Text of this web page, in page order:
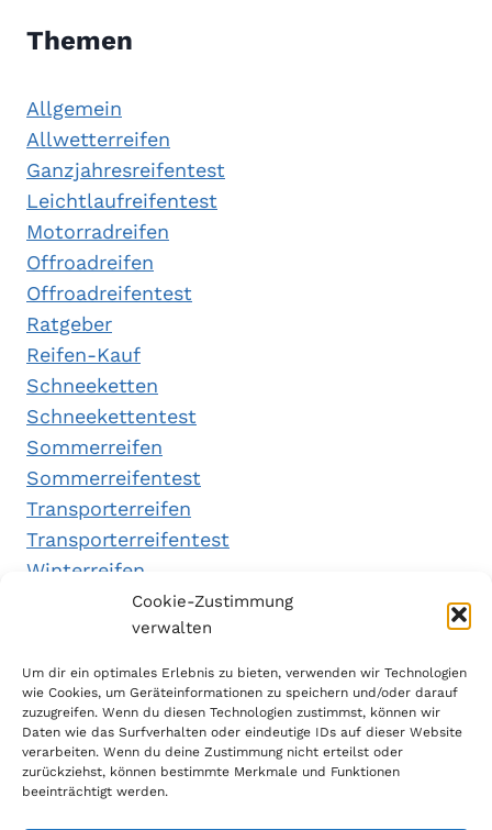
Cookie-Zustimmung
verwalten
Um dir ein optimales Erlebnis zu bieten, verwenden wir Technologien
wie Cookies, um Geräteinformationen zu speichern und/oder darauf
zuzugreifen. Wenn du diesen Technologien zustimmst, können wir
Daten wie das Surfverhalten oder eindeutige IDs auf dieser Website
verarbeiten. Wenn du deine Zustimmung nicht erteilst oder
zurückziehst, können bestimmte Merkmale und Funktionen
beeinträchtigt werden.
Themen
Allgemein
Allwetterreifen
Ganzjahresreifentest
Leichtlaufreifentest
Motorradreifen
Offroadreifen
Offroadreifentest
Ratgeber
Reifen-Kauf
Schneeketten
Schneekettentest
Sommerreifen
Sommerreifentest
Transporterreifen
Transporterreifentest
Winterreifen
Winterreifentest
Empfehlungen
Handytarifvergleich
Luftsport Magazin